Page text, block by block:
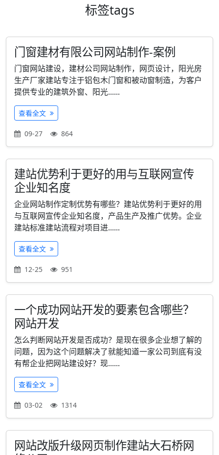
标签tags
门窗建材有限公司网站制作-案例
门窗网站建设，建材公司网站制作，网页设计，阳光房
生产厂家建站专注于铝包木门窗和被动窗制造，为客户
提供专业的建筑外窗、阳光......
查看全文
09-27 864
建站优势利于更好的用与互联网宣传
企业知名度
企业网站制作定制优势有哪些？建站优势利于更好的用
与互联网宣传企业知名度，产品生产及推广优势。企业
建站标准建站流程对项目进......
查看全文
12-25 951
一个成功网站开发的要素包含哪些？
网站开发
怎么判断网站开发是否成功？是现在很多企业想了解的
问题，因为这个问题解决了就能知道一家公司到底有没
有帮企业把网站建设好？现......
查看全文
03-02 1314
网站改版升级网页制作建站大石桥网